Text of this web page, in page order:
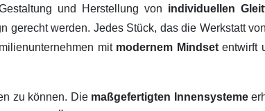
und Herstellung von individuellen
gerecht werden. Jedes Stück, das die Werkstatt
mit modernem Mindsetentwirft
zu können. Die maßgefertigten Innensysteme